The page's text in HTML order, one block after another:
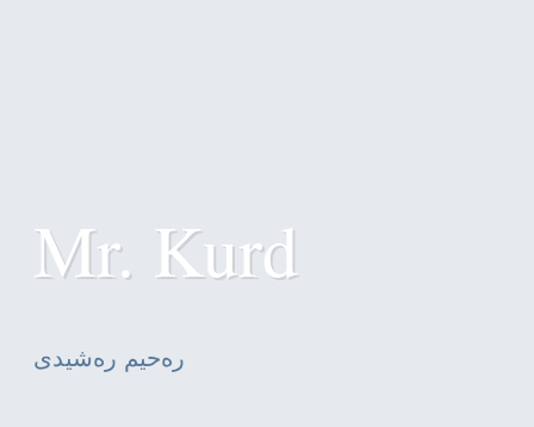
Mr. Kurd
ره‌حیم ره‌شیدی